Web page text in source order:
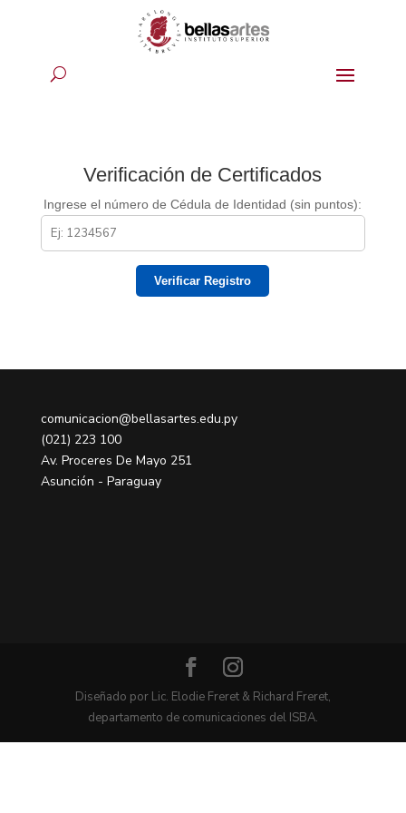
Verificación de Certificados
Ingrese el número de Cédula de Identidad (sin puntos):
Verificar Registro
comunicacion@bellasartes.edu.py
(021) 223 100
Av. Proceres De Mayo 251
Asunción - Paraguay
Diseñado por Lic. Elodie Freret & Richard Freret,
departamento de comunicaciones del ISBA.